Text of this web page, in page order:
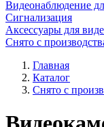
Видеонаблюдение
Сигнализация
Аксессуары для
Снято с
Главная
Каталог
Снято с